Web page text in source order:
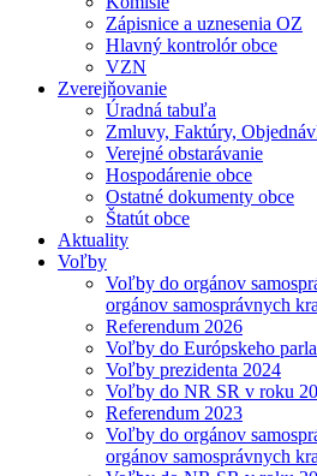
Zápisnice a uznesenia OZ
Hlavný kontrolór obce
VZN
Zverejňovanie
Úradná tabuľa
Zmluvy, Faktúry,
Verejné obstarávanie
Hospodárenie obce
Ostatné dokumenty obce
Štatút obce
Aktuality
Voľby
Voľby do orgánov
orgánov samosprávnych
Referendum 2026
Voľby do Európskeho
Voľby prezidenta 2024
Voľby do NR SR v roku
Referendum 2023
Voľby do orgánov
orgánov samosprávnych